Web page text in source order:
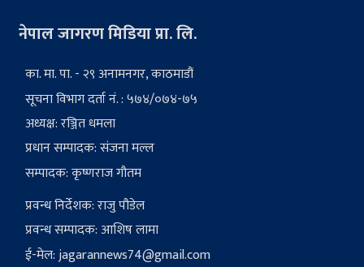
नेपाल जागरण मिडिया प्रा. लि.
का. मा. पा. - २९ अनामनगर, काठमाडौं
सूचना विभाग दर्ता नं. : ५७४/०७४-७५
अध्यक्ष: रञ्जित धमला
प्रधान सम्पादक: संजना मल्ल
सम्पादक: कृष्णराज गौतम
प्रवन्ध निर्देशक: राजु पौडेल
प्रवन्ध सम्पादक: आशिष लामा
ई-मेल:jagarannews74@gmail.com